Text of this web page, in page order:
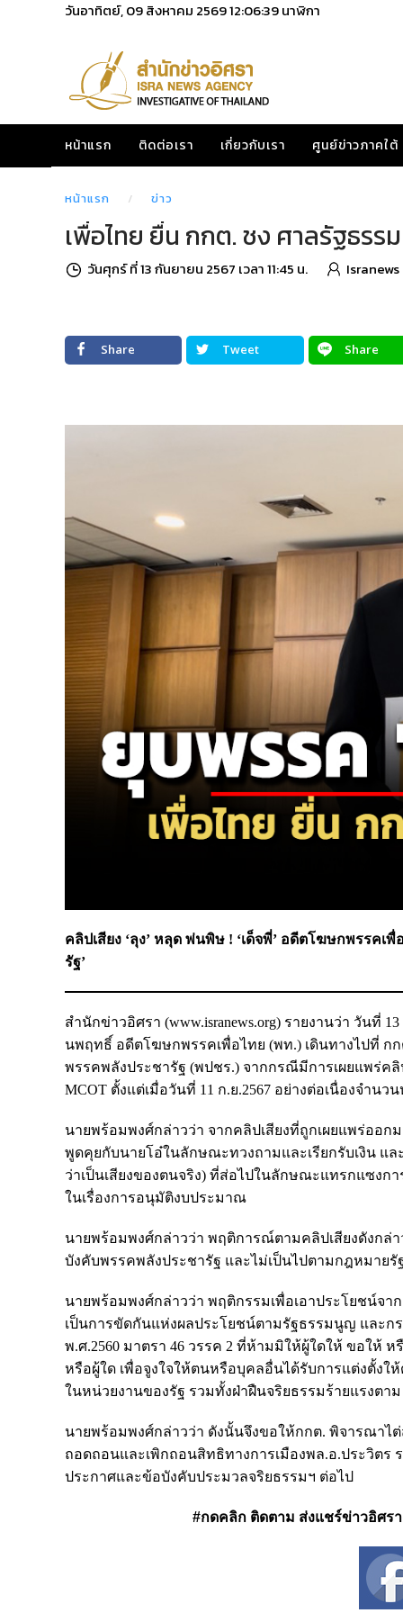
วันอาทิตย์, 09 สิงหาคม 256912:06:40นาฬิกา
หน้าแรก ติดต่อเรา เกี่ยวกับเรา ศูนย์ข่าวภาคใต้
หน้าแรก ข่าว
เพื่อไทย ยื่น กกต. ชง ศาลรัฐธร
วันศุกร์ ที่ 13 กันยายน 2567 เวลา 11:45 น. Isranews
Share Tweet Share
คลิปเสียง ‘ลุง’ หลุด พ่นพิษ ! ‘เด็จพี่’ อดีตโฆษกพรรค
รัฐ’
สำนักข่าวอิศรา (www.isranews.org) รายงานว่า วันที่
นพฤทธิ์ อดีตโฆษกพรรคเพื่อไทย (พท.) เดินทางไปที่
พรรคพลังประชารัฐ (พปชร.) จากกรณีมีการเผยแพร่คลิ
MCOT ตั้งแต่เมื่อวันที่ 11 ก.ย.2567 อย่างต่อเนื่องจำนว
นายพร้อมพงศ์กล่าวว่า จากคลิปเสียงที่ถูกเผยแพร่ออก
พูดคุยกับนายโอ๋ในลักษณะทวงถามและเรียกรับเงิน แ
ว่าเป็นเสียงของตนจริง) ที่ส่อไปในลักษณะแทรกแซงก
ในเรื่องการอนุมัติงบประมาณ
นายพร้อมพงศ์กล่าวว่า พฤติการณ์ตามคลิปเสียงดังกล่
บังคับพรรคพลังประชารัฐ และไม่เป็นไปตามกฎหมาย
นายพร้อมพงศ์กล่าวว่า พฤติกรรมเพื่อเอาประโยชน์จ
เป็นการขัดกันแห่งผลประโยชน์ตามรัฐธรรมนูญ และ
พ.ศ.2560 มาตรา 46 วรรค 2 ที่ห้ามมิให้ผู้ใดให้ ขอให้
หรือผู้ใด เพื่อจูงใจให้ตนหรือบุคลอื่นได้รับการแต่งตั้ง
ในหน่วยงานของรัฐ รวมทั้งฝ่าฝืนจริยธรรมร้ายแรงตา
นายพร้อมพงศ์กล่าวว่า ดังนั้นจึงขอให้กกต. พิจารณาไ
ถอดถอนและเพิกถอนสิทธิทางการเมืองพล.อ.ประวิต
ประกาศและข้อบังคับประมวลจริยธรรมฯ ต่อไป
#กดคลิก ติดตาม ส่งแชร์ข่าวอิศร